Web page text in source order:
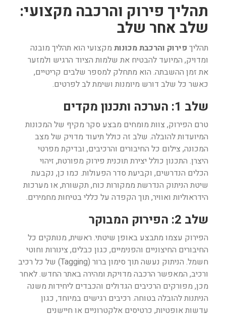
תהליך פירוק והרכבה מקצועי:
שלב אחר שלב
תהליך פירוק והרכבת מכונות מקצועי הוא תהליך מובנה
ומדויק, המיועד להבטיח את שלמות הציוד הרגיש ולמזער
את זמן ההשבתה. הוא מתחלק למספר שלבים קריטיים,
כאשר כל שלב דורש מיומנות ושימת לב לפרטים.
שלב 1: הערכה ותכנון מקדים
טרם הפירוק, צוות מומחים מבצע סקר מקיף של המכונות
המיועדות להובלה. שלב זה כולל תיעוד מדויק של מצב
המכונה, צילום כל החיבורים והרכיבים, ובדיקת מפרטי
היצרן. התכנון כולל יצירת תוכנית פירוק מפורטת, זיהוי
הכלים הנדרשים, וקביעת סדר הפעולות. כמו כן, נקבעת
שיטת הניתוק הנדרשת ממקורות כוח, תקשורת, או מערכות
הידראוליות ואוויר, תוך הקפדה על כללי בטיחות מחמירים.
שלב 2: הפירוק המבוקר
הפירוק עצמו מתבצע באופן שיטתי. ראשית, מנותקים כל
החיבורים החיצוניים והפנימיים, כגון כבלים, צינורות וחוטי
חשמל. הניתוק נעשה תוך סימון ברור (Tagging) של כל רכיב
ורכיב, המאפשר הרכבה מדויקת ומהירה באתר החדש. לאחר
מכן, מפורקים הרכיבים הגדולים והכבדים ליחידות משנה
הניתנות להובלה בטוחה. רכיבים רגישים במיוחד, כגון
עדשות אופטיות, כרטיסים אלקטרוניים או חיישנים